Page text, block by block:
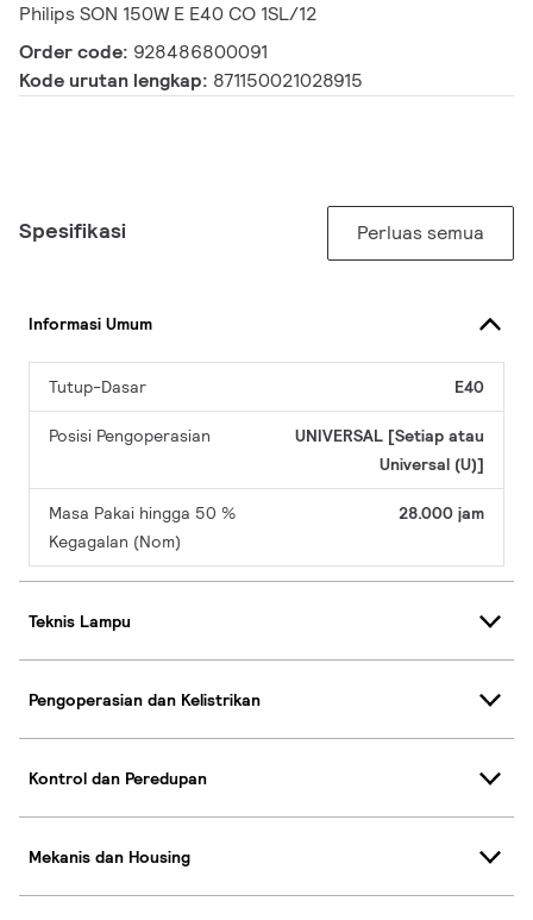
Philips SON 150W E E40 CO 1SL/12
Order code: 928486800091
Kode urutan lengkap: 871150021028915
Spesifikasi Perluas semua
Informasi Umum
Tutup-Dasar E40
Posisi Pengoperasian
UNIVERSAL [Setiap atau
Universal (U)]
Masa Pakai hingga 50 %
Kegagalan (Nom)
28.000 jam
Teknis Lampu
Pengoperasian dan Kelistrikan
Kontrol dan Peredupan
Mekanis dan Housing